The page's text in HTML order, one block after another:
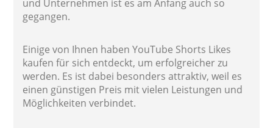
und Unternehmen ist es am Anfang auch so
gegangen.
Einige von Ihnen haben YouTube Shorts Likes
kaufen für sich entdeckt, um erfolgreicher zu
werden. Es ist dabei besonders attraktiv, weil es
einen günstigen Preis mit vielen Leistungen und
Möglichkeiten verbindet.